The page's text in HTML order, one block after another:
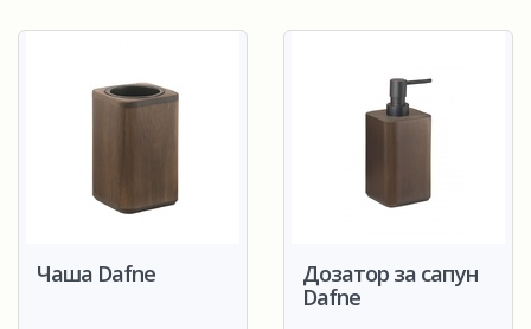
Чаша Dafne
Дозатор за сапун
Dafne